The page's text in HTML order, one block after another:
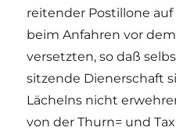
reitender Postillone
beim Anfahren vor
versetzten, so daß
sitzende Dienerschaft
Lächelns nicht
von der Thurn= und